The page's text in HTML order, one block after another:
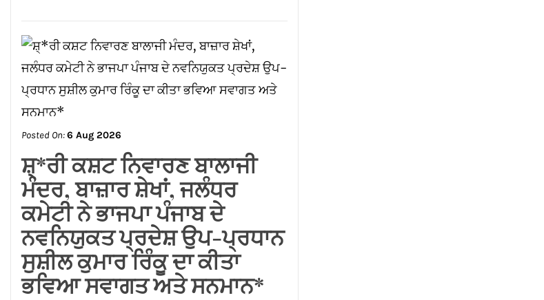
Posted On:6 Aug 2026
ਸ਼੍*ਰੀ ਕਸ਼ਟ ਨਿਵਾਰਣ ਬਾਲਾਜੀ
ਮੰਦਰ, ਬਾਜ਼ਾਰ ਸ਼ੇਖਾਂ, ਜਲੰਧਰ
ਕਮੇਟੀ ਨੇ ਭਾਜਪਾ ਪੰਜਾਬ ਦੇ
ਨਵਨਿਯੁਕਤ ਪ੍ਰਦੇਸ਼ ਉਪ-ਪ੍ਰਧਾਨ
ਸੁਸ਼ੀਲ ਕੁਮਾਰ ਰਿੰਕੂ ਦਾ ਕੀਤਾ
ਭਵਿਆ ਸਵਾਗਤ ਅਤੇ ਸਨਮਾਨ*